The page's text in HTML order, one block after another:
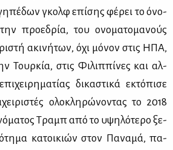
γκολφ επί­σης φέ­ρει το όνο­
προ­ε­δρία, του ονο­μα­το­μα­νούς
ακι­νή­των, όχι μό­νον στις ΗΠΑ,
Τουρ­κία, στις Φι­λιπ­πί­νες και αλ­
δι­κα­στι­κά εκτό­πι­σε
ολο­κλη­ρώ­νο­ντας το 2018
Τραμπ από το υψη­λό­τε­ρο ξε­
κα­τοι­κιών στον Πα­να­μά, πα­